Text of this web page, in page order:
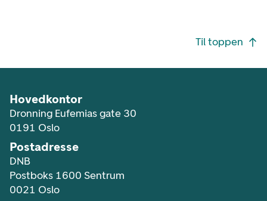
Til toppen
Hovedkontor
Dronning Eufemias gate 30
0191 Oslo
Postadresse
DNB
Postboks 1600 Sentrum
0021 Oslo